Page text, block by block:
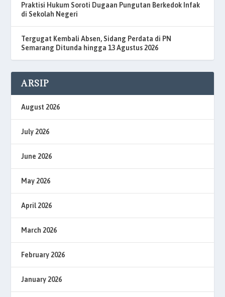
Praktisi Hukum Soroti Dugaan Pungutan Berkedok Infak
di Sekolah Negeri
Tergugat Kembali Absen, Sidang Perdata di PN
Semarang Ditunda hingga 13 Agustus 2026
ARSIP
August 2026
July 2026
June 2026
May 2026
April 2026
March 2026
February 2026
January 2026